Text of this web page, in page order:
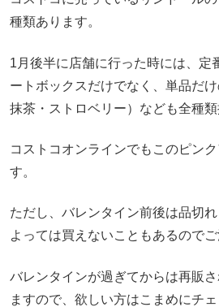
種類あります。
1月後半に店舗に行った時には、定
ートボックスだけでなく、単品だ
抹茶・ストロベリー）なども全種類
コストコオンラインでもこのピン
す。
ただし、バレンタイン前後は品切
よっては買えないこともあるのでご
バレンタインが過ぎてからは再販
ますので、欲しい方はこまめにチ